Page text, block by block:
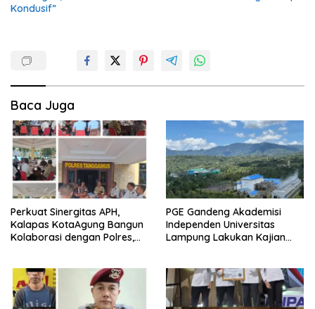
Kondusif”
Baca Juga
Perkuat Sinergitas APH,
Kalapas KotaAgung Bangun
Kolaborasi dengan Polres,
Lapas
PGE Gandeng Akademisi
Independen Universitas
Lampung Lakukan Kajian